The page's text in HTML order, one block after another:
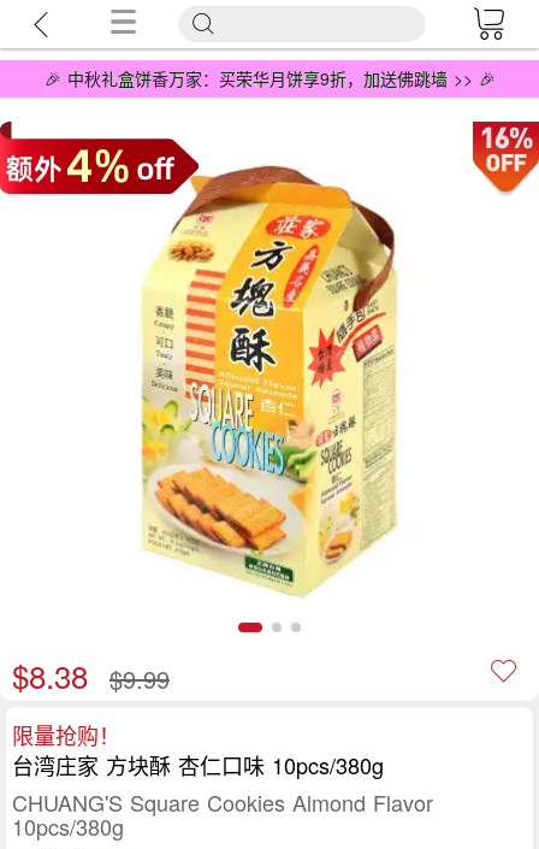
🎉 中秋礼盒饼香万家：买荣华月饼享9折，加送佛跳墙 >> 🎉
$8.38 $9.99
限量抢购！
台湾庄家 方块酥 杏仁口味 10pcs/380g
CHUANG'S Square Cookies Almond Flavor
10pcs/380g